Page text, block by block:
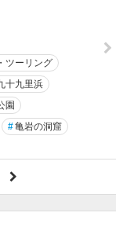
ツーリング
十九里浜
園
#亀岩の洞窟